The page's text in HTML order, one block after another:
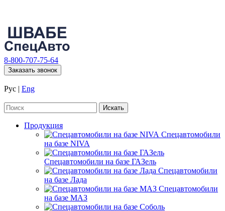
8-800-707-75-64
Заказать звонок
Рус | Eng
Продукция
Спецавтомобили
на базе NIVA
Спецавтомобили на базе ГАЗель
Спецавтомобили
на базе Лада
Спецавтомобили
на базе МАЗ